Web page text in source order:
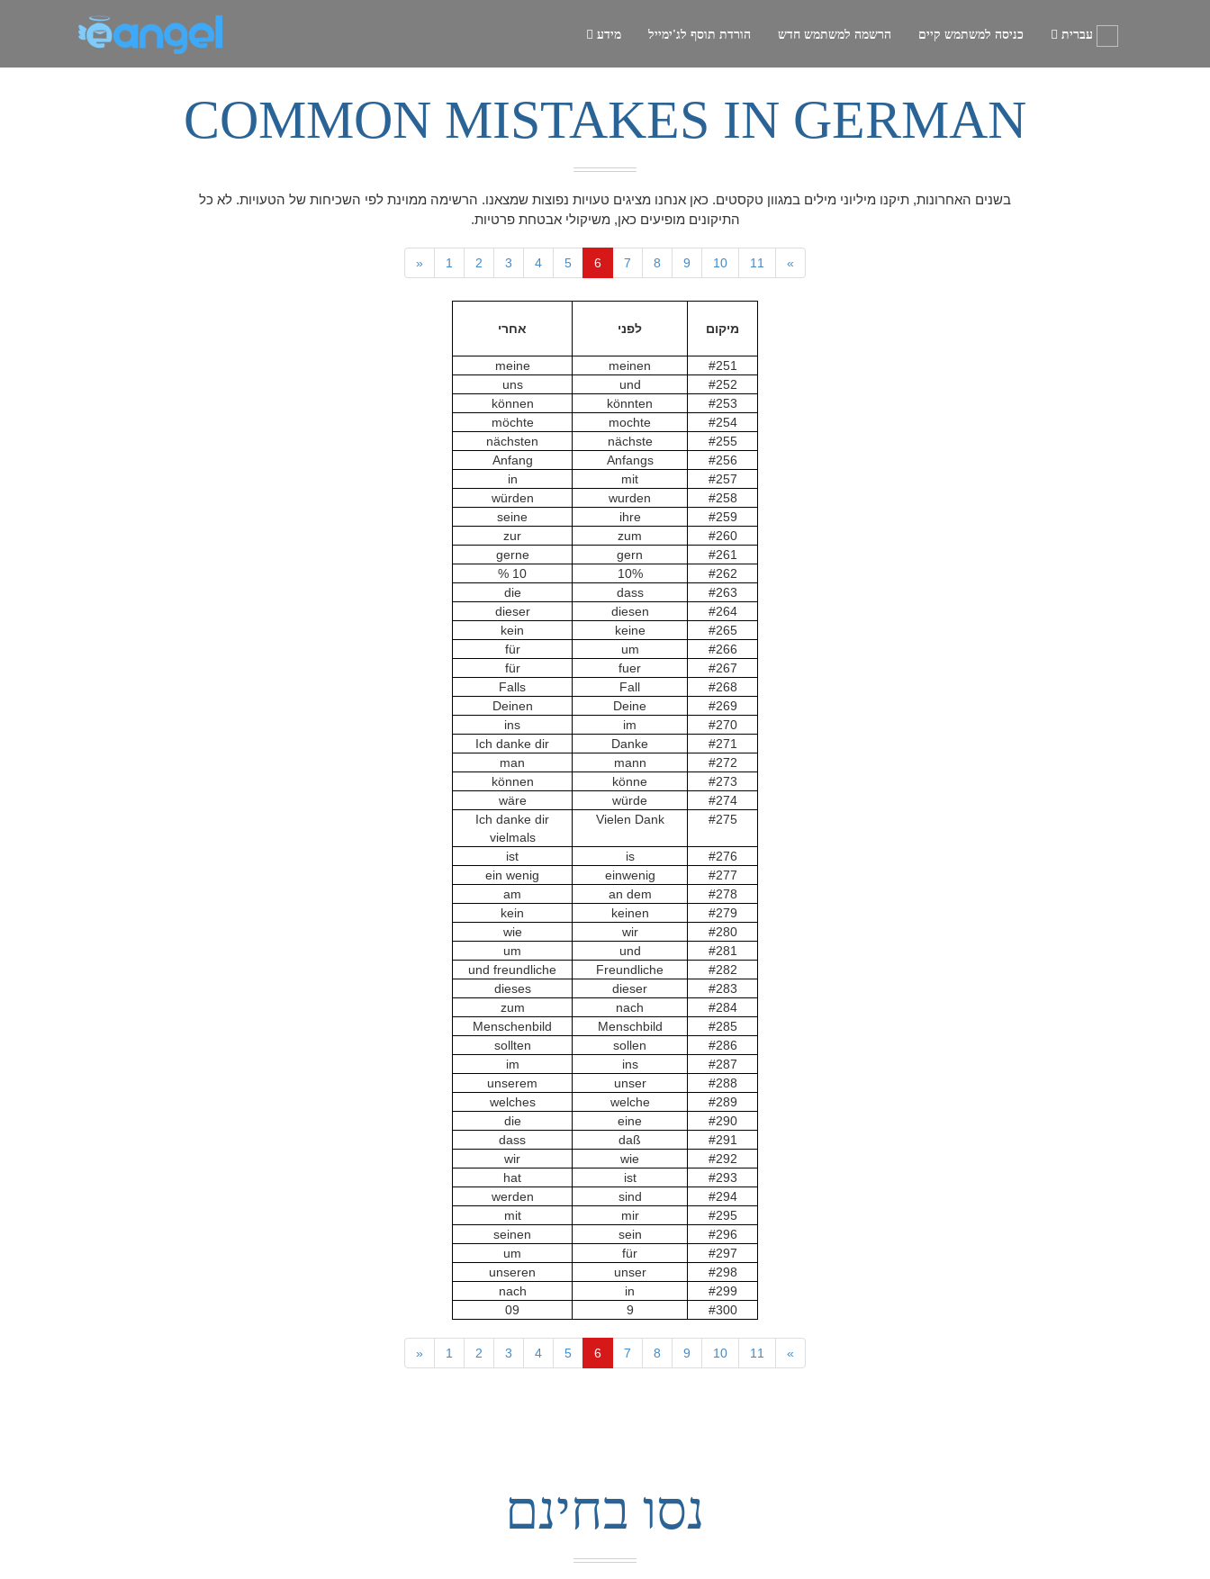
מידע הורדת תוסף לג'ימייל הרשמה למשתמש חדש כניסה למשתמש קיים עברית
COMMON MISTAKES IN GERMAN
בשנים האחרונות, תיקנו מיליוני מילים במגוון טקסטים. כאן אנחנו מציגים טעויות נפוצות שמצאנו. הרשימה ממוינת לפי השכיחות של הטעויות. לא כל
התיקונים מופיעים כאן, משיקולי אבטחת פרטיות.
« 1 2 3 4 5 6 7 8 9 10 11 »
מיקום לפני אחרי
#251
meinen
meine
#252
und
uns
#253
könnten
können
#254
mochte
möchte
#255
nächste
nächsten
#256
Anfangs
Anfang
#257
mit
in
#258
wurden
würden
#259
ihre
seine
#260
zum
zur
#261
gern
gerne
#262
10%
10 %
#263
dass
die
#264
diesen
dieser
#265
keine
kein
#266
um
für
#267
fuer
für
#268
Fall
Falls
#269
Deine
Deinen
#270
im
ins
#271
Danke
Ich danke dir
#272
mann
man
#273
könne
können
#274
würde
wäre
#275
Vielen Dank
Ich danke dir
vielmals
#276
is
ist
#277
einwenig
ein wenig
#278
an dem
am
#279
keinen
kein
#280
wir
wie
#281
und
um
#282
Freundliche
und freundliche
#283
dieser
dieses
#284
nach
zum
#285
Menschbild
Menschenbild
#286
sollen
sollten
#287
ins
im
#288
unser
unserem
#289
welche
welches
#290
eine
die
#291
daß
dass
#292
wie
wir
#293
ist
hat
#294
sind
werden
#295
mir
mit
#296
sein
seinen
#297
für
um
#298
unser
unseren
#299
in
nach
#300
9
09
« 1 2 3 4 5 6 7 8 9 10 11 »
נסו בחינם